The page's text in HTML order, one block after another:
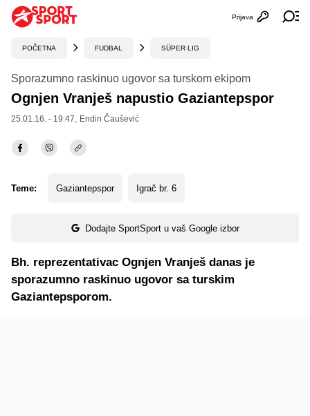
Otvori
Prijava
POČETNA FUDBAL SÜPER LIG
Sporazumno raskinuo ugovor sa turskom ekipom
Ognjen Vranješ napustio Gaziantepspor
25.01.16. - 19:47, Endin Čaušević
Teme: Gaziantepspor Igrač br. 6
Dodajte SportSport u vaš Google izbor
Bh. reprezentativac Ognjen Vranješ danas je
sporazumno raskinuo ugovor sa turskim
Gaziantepsporom.